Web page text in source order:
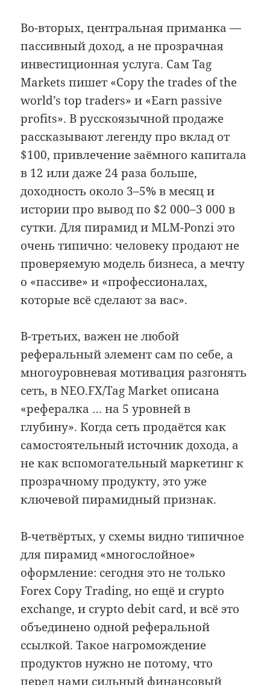
Во-вторых, центральная приманка —
пассивный доход, а не прозрачная
инвестиционная услуга. Сам Tag
Markets пишет «Copy the trades of the
world’s top traders» и «Earn passive
profits». В русскоязычной продаже
рассказывают легенду про вклад от
$100, привлечение заёмного капитала
в 12 или даже 24 раза больше,
доходность около 3–5% в месяц и
истории про вывод по $2 000–3 000 в
сутки. Для пирамид и MLM-Ponzi это
очень типично: человеку продают не
проверяемую модель бизнеса, а мечту
о «пассиве» и «профессионалах,
которые всё сделают за вас».
В-третьих, важен не любой
реферальный элемент сам по себе, а
многоуровневая мотивация разгонять
сеть, в NEO.FX/Tag Market описана
«рефералка … на 5 уровней в
глубину». Когда сеть продаётся как
самостоятельный источник дохода, а
не как вспомогательный маркетинг к
прозрачному продукту, это уже
ключевой пирамидный признак.
В-четвёртых, у схемы видно типичное
для пирамид «многослойное»
оформление: сегодня это не только
Forex Copy Trading, но ещё и crypto
exchange, и crypto debit card, и всё это
объединено одной реферальной
ссылкой. Такое нагромождение
продуктов нужно не потому, что
перед нами сильный финансовый